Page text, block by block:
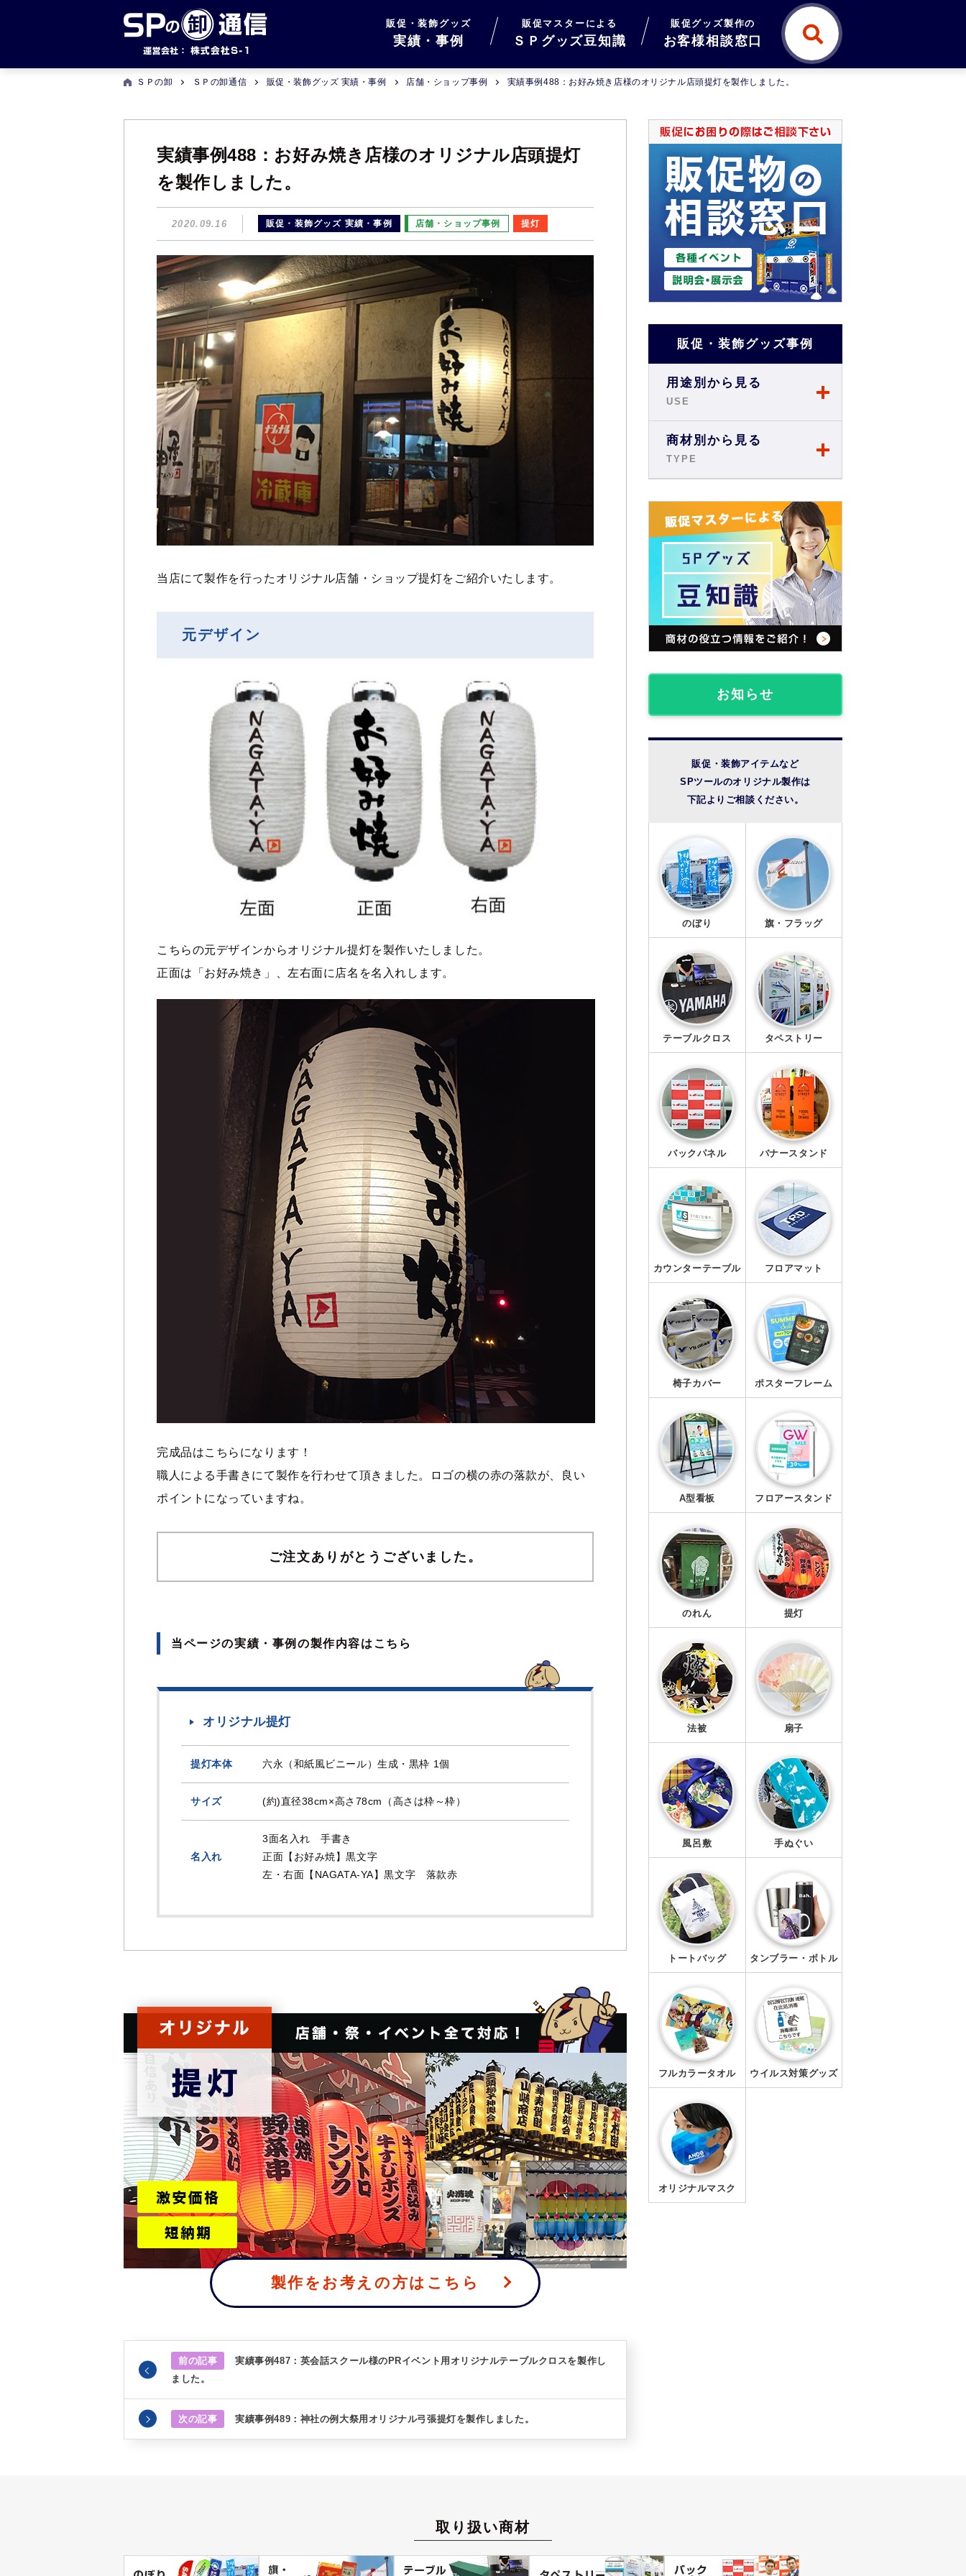
販促・装飾グッズ
実績・事例
販促マスターによる
ＳＰグッズ豆知識
販促グッズ製作の
お客様相談窓口
ＳＰの卸 ＳＰの卸通信 販促・装飾グッズ 実績・事例 店舗・ショップ事例 実績事例488：お好み焼き店様のオリジナル店頭提灯を製作しました。
実績事例488：お好み焼き店様のオリジナル店頭提灯
を製作しました。
2020.09.16 販促・装飾グッズ 実績・事例 店舗・ショップ事例 提灯
当店にて製作を行ったオリジナル店舗・ショップ提灯をご紹介いたします。
元デザイン
こちらの元デザインからオリジナル提灯を製作いたしました。
正面は「お好み焼き」、左右面に店名を名入れします。
完成品はこちらになります！
職人による手書きにて製作を行わせて頂きました。ロゴの横の赤の落款が、良い
ポイントになっていますね。
ご注文ありがとうございました。
当ページの実績・事例の製作内容はこちら
オリジナル提灯
提灯本体 六永（和紙風ビニール）生成・黒枠 1個
サイズ (約)直径38cm×高さ78cm（高さは枠～枠）
名入れ
3面名入れ 手書き
正面【お好み焼】黒文字
左・右面【NAGATA-YA】黒文字 落款赤
製作をお考えの方はこちら
前の記事
実績事例487：英会話スクール様のPRイベント用オリジナルテーブルクロスを製作し
ました。
次の記事 実績事例489：神社の例大祭用オリジナル弓張提灯を製作しました。
販促・装飾グッズ事例
用途別から見る
USE
店舗・ショップ事例
展示会・説明会事例
お祭り事例
商店街・イベント事例
オフィス・現場事例
学校・スクール事例
団体・クラブ事例
ライブ観戦事例
温泉・宿泊施設
その他の事例
商材別から見る
TYPE
旗・フラッグ
テーブルクロス
バックパネル
バナースタンド
フロアマット
椅子カバー
のれん
法被・半纏
風呂敷
手ぬぐい
トートバッグ
幕・シート
タペストリー
シール・ステッカー
クリアファイル
マグネット
Ｔシャツ
ブルゾン
ワイシャツ
キャップ
エプロン
マスク
お知らせ
販促・装飾アイテムなど
SPツールのオリジナル製作は
下記よりご相談ください。
のぼり 旗・フラッグ
テーブルクロス タペストリー
バックパネル バナースタンド
カウンターテーブル フロアマット
椅子カバー ポスターフレーム
A型看板 フロアースタンド
のれん 提灯
法被 扇子
風呂敷 手ぬぐい
トートバッグ タンブラー・ボトル
フルカラータオル ウイルス対策グッズ
オリジナルマスク
取り扱い商材